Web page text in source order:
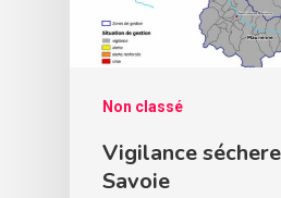
Non classé
Vigilance
Savoie